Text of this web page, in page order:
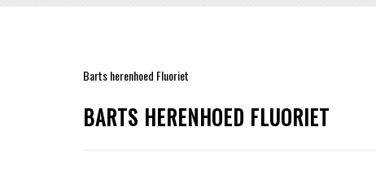
Barts herenhoed Fluoriet
BARTS HERENHOED FLUORIET